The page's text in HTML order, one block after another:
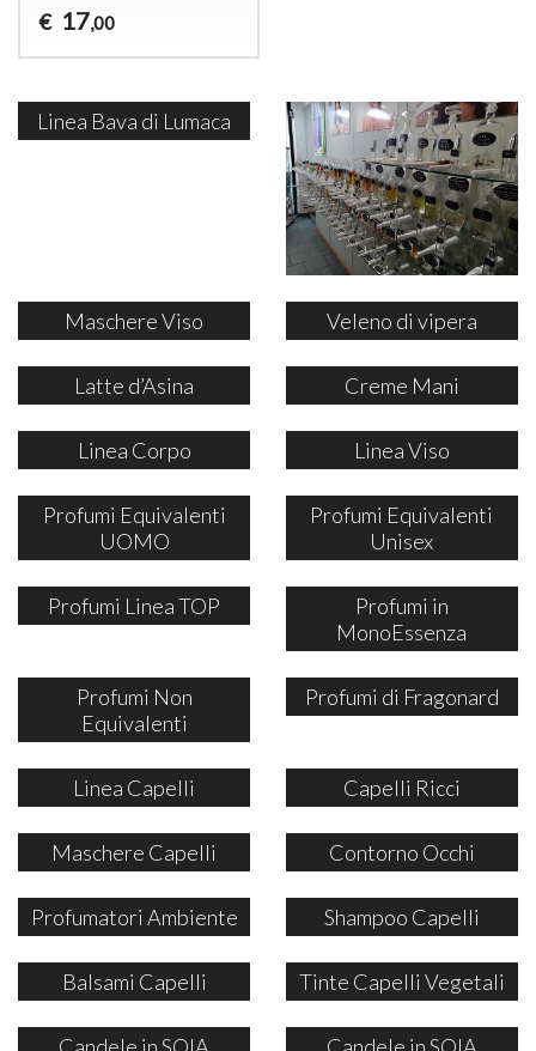
€ 17,00
Linea Bava di Lumaca
Maschere Viso Veleno di vipera
Latte d’Asina Creme Mani
Linea Corpo Linea Viso
Profumi Equivalenti
UOMO
Profumi Equivalenti
Unisex
Profumi Linea TOP
Profumi in
MonoEssenza
Profumi Non
Equivalenti
Profumi di Fragonard
Linea Capelli Capelli Ricci
Maschere Capelli Contorno Occhi
Profumatori Ambiente Shampoo Capelli
Balsami Capelli Tinte Capelli Vegetali
Candele in SOIA
Candele in SOIA